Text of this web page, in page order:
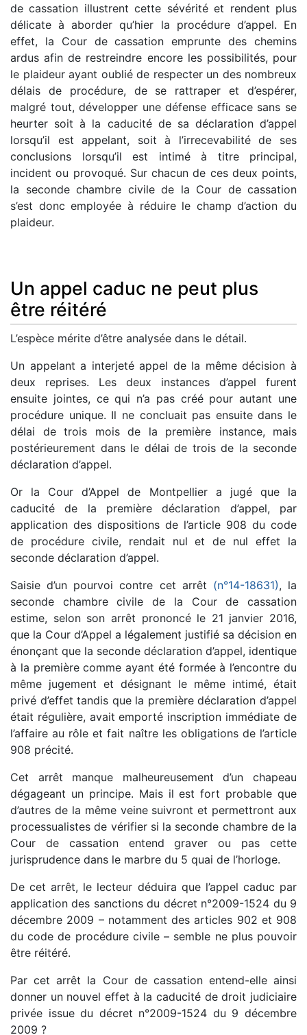
de cassation illustrent cette sévérité et rendent plus
délicate à aborder qu’hier la procédure d’appel. En
effet, la Cour de cassation emprunte des chemins
ardus afin de restreindre encore les possibilités, pour
le plaideur ayant oublié de respecter un des nombreux
délais de procédure, de se rattraper et d’espérer,
malgré tout, développer une défense efficace sans se
heurter soit à la caducité de sa déclaration d’appel
lorsqu’il est appelant, soit à l’irrecevabilité de ses
conclusions lorsqu’il est intimé à titre principal,
incident ou provoqué. Sur chacun de ces deux points,
la seconde chambre civile de la Cour de cassation
s’est donc employée à réduire le champ d’action du
plaideur.
Un appel caduc ne peut plus
être réitéré
L’espèce mérite d’être analysée dans le détail.
Un appelant a interjeté appel de la même décision à
deux reprises. Les deux instances d’appel furent
ensuite jointes, ce qui n’a pas créé pour autant une
procédure unique. Il ne concluait pas ensuite dans le
délai de trois mois de la première instance, mais
postérieurement dans le délai de trois de la seconde
déclaration d’appel.
Or la Cour d’Appel de Montpellier a jugé que la
caducité de la première déclaration d’appel, par
application des dispositions de l’article 908 du code
de procédure civile, rendait nul et de nul effet la
seconde déclaration d’appel.
Saisie d’un pourvoi contre cet arrêt (n°14-18631), la
seconde chambre civile de la Cour de cassation
estime, selon son arrêt prononcé le 21 janvier 2016,
que la Cour d’Appel a légalement justifié sa décision en
énonçant que la seconde déclaration d’appel, identique
à la première comme ayant été formée à l’encontre du
même jugement et désignant le même intimé, était
privé d’effet tandis que la première déclaration d’appel
était régulière, avait emporté inscription immédiate de
l’affaire au rôle et fait naître les obligations de l’article
908 précité.
Cet arrêt manque malheureusement d’un chapeau
dégageant un principe. Mais il est fort probable que
d’autres de la même veine suivront et permettront aux
processualistes de vérifier si la seconde chambre de la
Cour de cassation entend graver ou pas cette
jurisprudence dans le marbre du 5 quai de l’horloge.
De cet arrêt, le lecteur déduira que l’appel caduc par
application des sanctions du décret n°2009-1524 du 9
décembre 2009 – notamment des articles 902 et 908
du code de procédure civile – semble ne plus pouvoir
être réitéré.
Par cet arrêt la Cour de cassation entend-elle ainsi
donner un nouvel effet à la caducité de droit judiciaire
privée issue du décret n°2009-1524 du 9 décembre
2009 ?